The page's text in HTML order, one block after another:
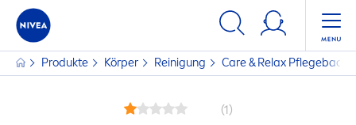
Produkte Körper Reinigung Care& Relax Pflegebad
(1)